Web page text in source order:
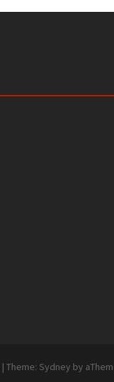
| Theme: Sydney by